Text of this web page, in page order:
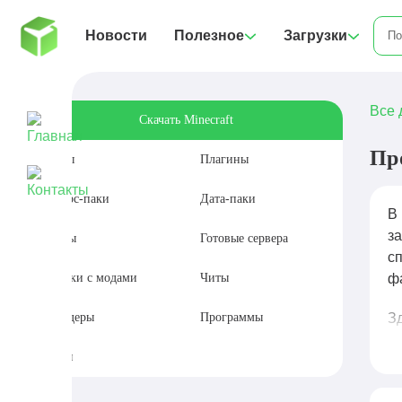
Новости Полезное Загрузки
Скачать Minecraft
Моды Плагины
Ресурс-паки Дата-паки
Карты Готовые сервера
Сборки с модами Читы
Шейдеры Программы
Сиды
Все
В